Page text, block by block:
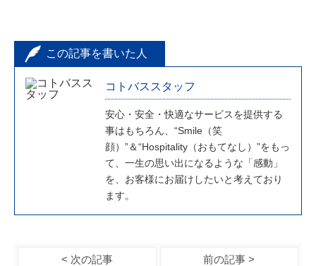
この記事を書いた人
コトバススタッフ
安心・安全・快適なサービスを提供する
事はもちろん、“Smile（笑
顔）”＆“Hospitality（おもてなし）”をもっ
て、一生の思い出になるような「感動」
を、お客様にお届けしたいと考えており
ます。
前の記事 >
< 次の記事